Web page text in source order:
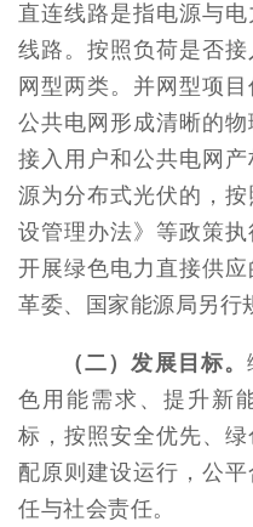
直连线路是指电源与
线路。按照负荷是否
网型两类。并网型项
公共电网形成清晰的
接入用户和公共电网
源为分布式光伏的，
设管理办法》等政策
开展绿色电力直接供
革委、国家能源局另行
（二）发展目标。
色用能需求、提升新
标，按照安全优先、
配原则建设运行，公
任与社会责任。